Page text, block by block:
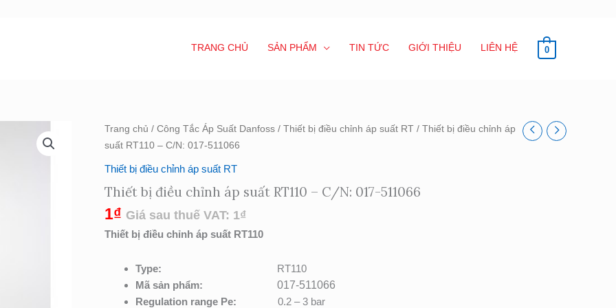
TRANG CHỦ SẢN PHẨM TIN TỨC GIỚI THIỆU LIÊN HỆ 0
Trang chủ / Công Tắc Áp Suất Danfoss / Thiết bị điều chỉnh áp suất RT / Thiết bị điều chỉnh áp
suất RT110 – C/N: 017-511066
Thiết bị điều chỉnh áp suất RT
Thiết bị điều chỉnh áp suất RT110 – C/N: 017-511066
1₫ Giá sau thuế VAT: 1₫
Thiết bị điều chỉnh áp suất RT110
Type: RT110
Mã sản phẩm: 017-511066
Regulation range Pe: 0.2 – 3 bar
Thiết
bị
áp
suất
RT110